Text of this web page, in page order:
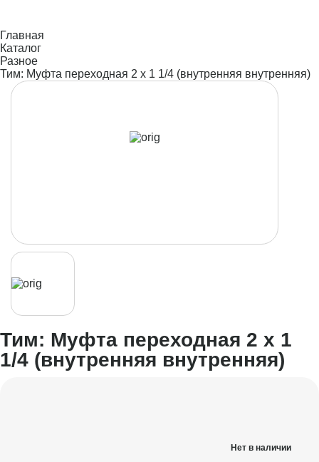
Главная
Каталог
Разное
Тим: Муфта переходная 2 х 1 1/4 (внутренняя внутренняя)
Тим: Муфта переходная 2 х 1
1/4 (внутренняя внутренняя)
Нет в наличии